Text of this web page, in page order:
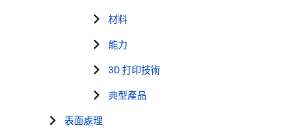
材料
能力
3D 打印技術
典型產品
表面處理